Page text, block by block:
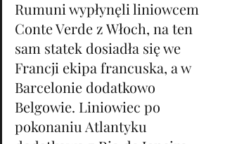
Rumuni wypłynęli liniowcem
Conte Verde z Włoch, na ten
sam statek dosiadła się we
Francji ekipa francuska, a w
Barcelonie dodatkowo
Belgowie. Liniowiec po
pokonaniu Atlantyku